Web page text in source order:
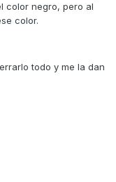
color negro, pero al
color.
todo y me la dan